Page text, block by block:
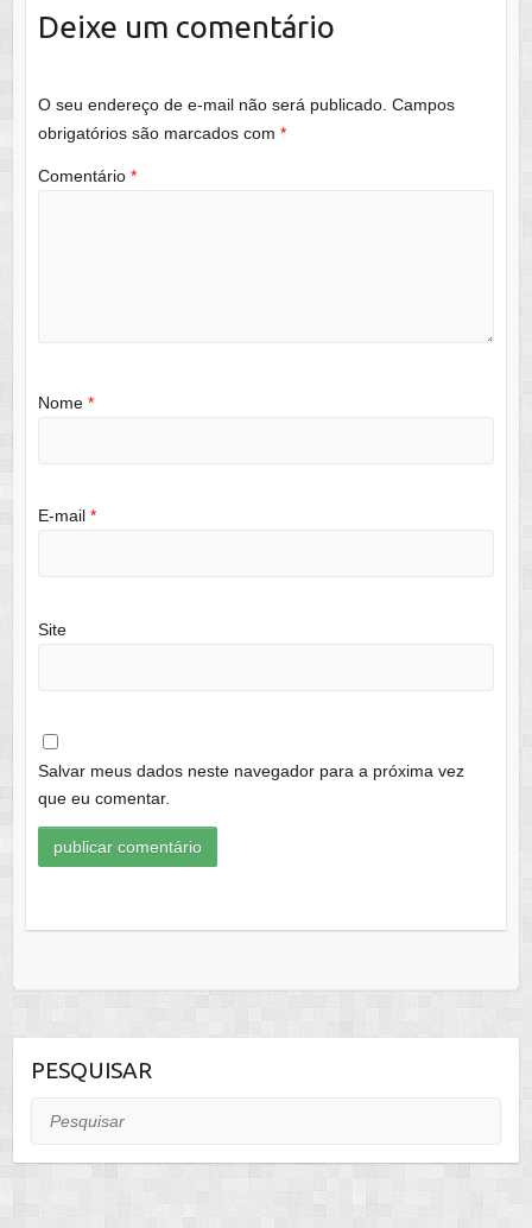
Deixe um comentário
O seu endereço de e-mail não será publicado. Campos
obrigatórios são marcados com *
Comentário *
Nome *
E-mail *
Site
Salvar meus dados neste navegador para a próxima vez
que eu comentar.
PESQUISAR
Pesquisar